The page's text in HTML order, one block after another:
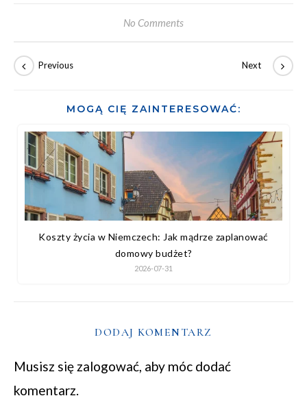
No Comments
MOGĄ CIĘ ZAINTERESOWAĆ:
Koszty życia w Niemczech: Jak mądrze zaplanować
domowy budżet?
2026-07-31
DODAJ KOMENTARZ
Musisz się zalogować, aby móc dodać
komentarz.